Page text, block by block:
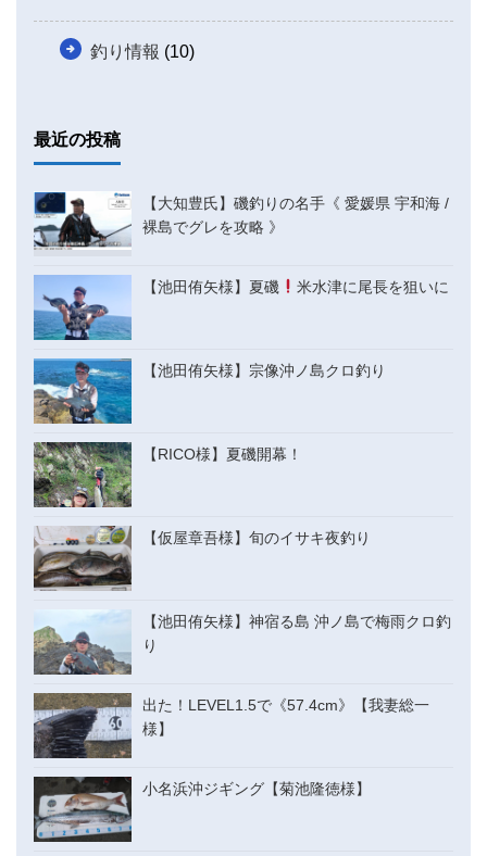
釣り情報 (10)
最近の投稿
【大知豊氏】磯釣りの名手《 愛媛県 宇和海 /
裸島でグレを攻略 》
【池田侑矢様】夏磯 米水津に尾長を狙いに
【池田侑矢様】宗像沖ノ島クロ釣り
【RICO様】夏磯開幕！
【仮屋章吾様】旬のイサキ夜釣り
【池田侑矢様】神宿る島 沖ノ島で梅雨クロ釣
り
出た！LEVEL1.5で《57.4cm》【我妻総一
様】
小名浜沖ジギング【菊池隆徳様】